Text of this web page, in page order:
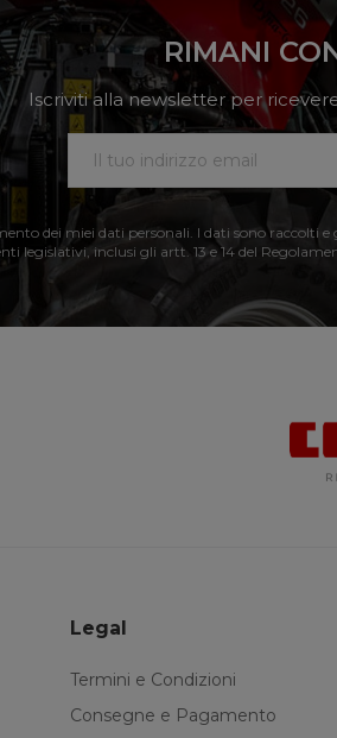
RIMANI
Iscriviti alla newsletter per
dei miei dati personali. I dati sono
legislativi, inclusi gli artt. 13 e 14 del
Legal
Termini e Condizioni
Consegne e Pagamento